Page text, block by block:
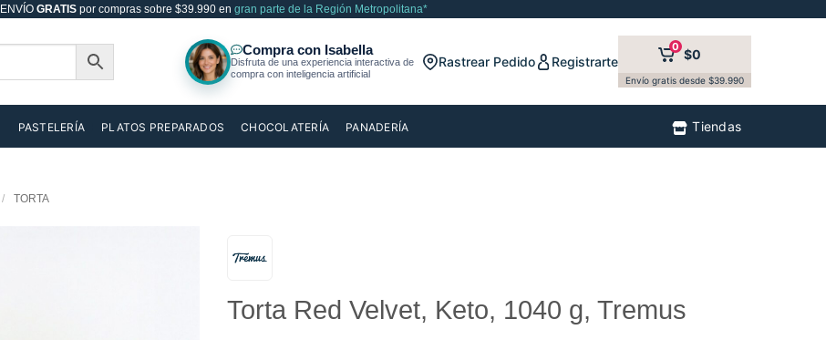
ENVÍO GRATISpor compras sobre $39.990 en gran parte de la Región Metropolitana*
Rastrear Pedido Registrarte
0 $0
Envío gratis desde $39.990
PASTELERÍA PLATOS PREPARADOS CHOCOLATERÍA PANADERÍA Tiendas
/ TORTA
Torta Red Velvet, Keto, 1040 g, Tremus